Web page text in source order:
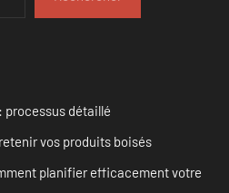
processus détaillé
vos produits boisés
planifier efficacement votre